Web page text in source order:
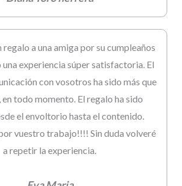
regalo a una amiga por su cumpleaños
una experiencia súper satisfactoria. El
con vosotros ha sido más que
todo momento. El regalo ha sido
el envoltorio hasta el contenido.
vuestro trabajo!!!! Sin duda volveré
a repetir la experiencia.